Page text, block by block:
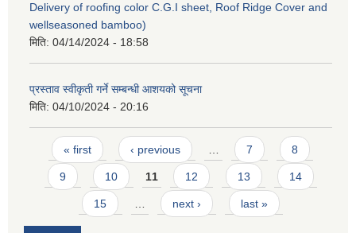
Delivery of roofing color C.G.I sheet, Roof Ridge Cover and
wellseasoned bamboo)
मिति: 04/14/2024 - 18:58
प्रस्ताव स्वीकृती गर्ने सम्बन्धी आशयको सूचना
मिति: 04/10/2024 - 20:16
Pages
« first ‹ previous … 7 8
9 10 11 12 13 14
15 … next › last »